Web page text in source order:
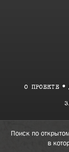
О ПРОЕКТЕ
Поиск по
в